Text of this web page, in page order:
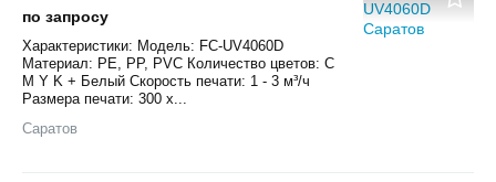
по запросу
Характеристики: Модель: FC-UV4060D
Материал: PE, PP, PVC Количество цветов: C
M Y K + Белый Скорость печати: 1 - 3 м³/ч
Размера печати: 300 х...
Саратов